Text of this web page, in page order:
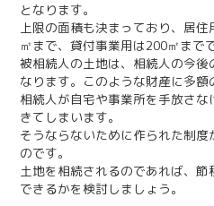
となります。
上限の面積も決まっており、居
㎡まで、貸付事業用は200㎡までで
被相続人の土地は、相続人の今
なります。このような財産に多額
相続人が自宅や事業所を手放さ
きてしまいます。
そうならないために作られた制
のです。
土地を相続されるのであれば、
できるかを検討しましょう。